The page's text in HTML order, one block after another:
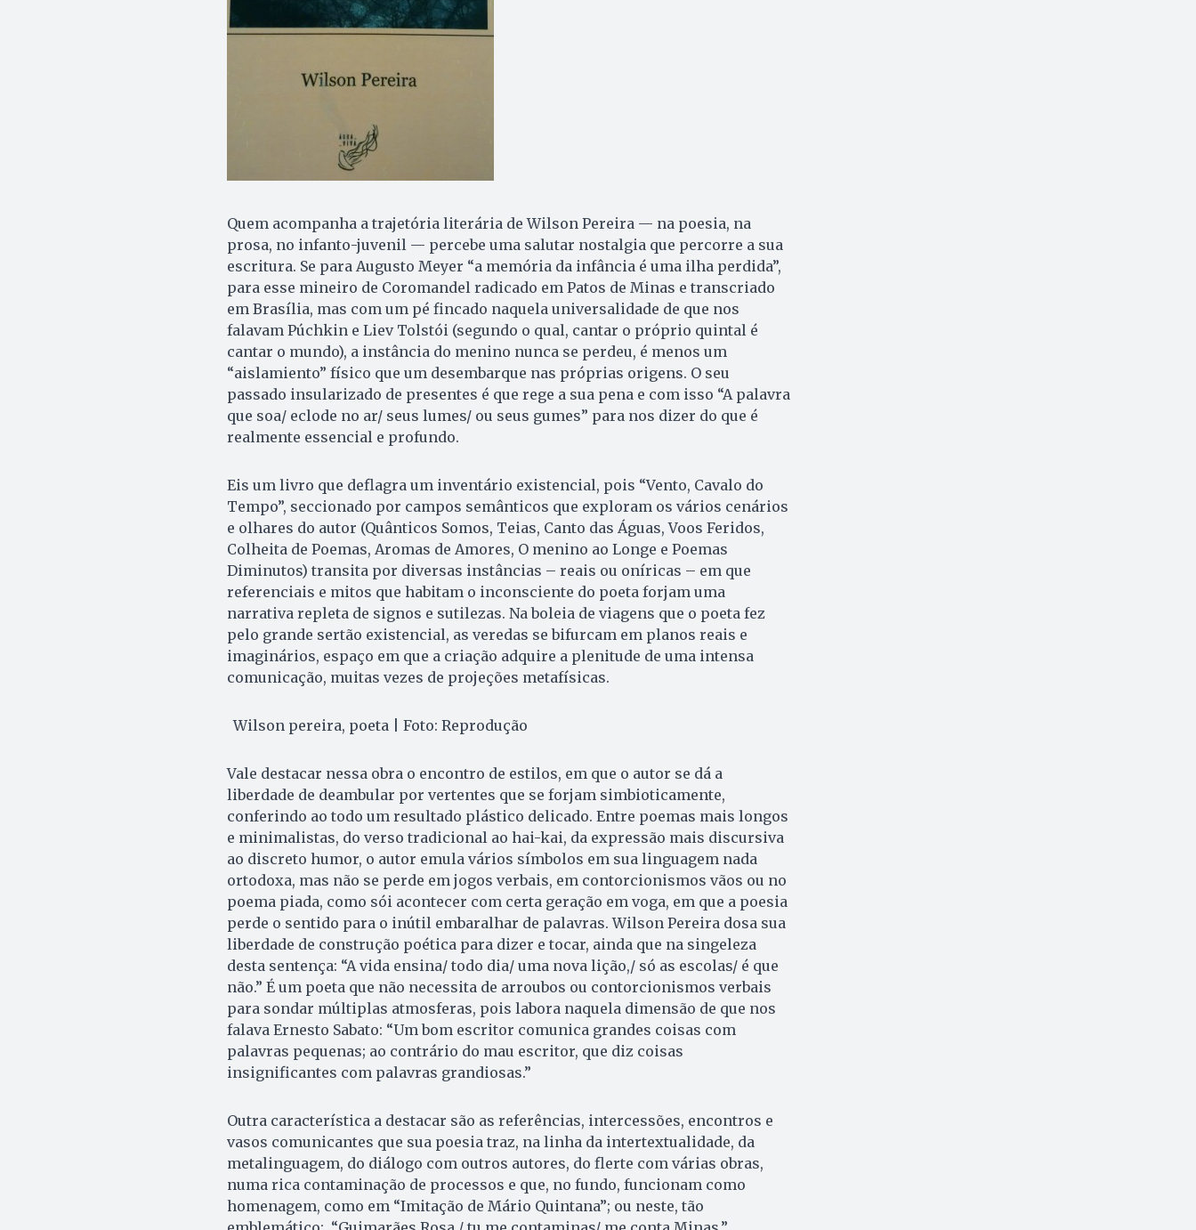
Quem acompanha a trajetória literária de Wilson Pereira — na poesia, na
prosa, no infanto-juvenil — percebe uma salutar nostalgia que percorre a sua
escritura. Se para Augusto Meyer “a memória da infância é uma ilha perdida”,
para esse mineiro de Coromandel radicado em Patos de Minas e transcriado
em Brasília, mas com um pé fincado naquela universalidade de que nos
falavam Púchkin e Liev Tolstói (segundo o qual, cantar o próprio quintal é
cantar o mundo), a instância do menino nunca se perdeu, é menos um
“aislamiento” físico que um desembarque nas próprias origens. O seu
passado insularizado de presentes é que rege a sua pena e com isso “A palavra
que soa/ eclode no ar/ seus lumes/ ou seus gumes” para nos dizer do que é
realmente essencial e profundo.
Eis um livro que deflagra um inventário existencial, pois “Vento, Cavalo do
Tempo”, seccionado por campos semânticos que exploram os vários cenários
e olhares do autor (Quânticos Somos, Teias, Canto das Águas, Voos Feridos,
Colheita de Poemas, Aromas de Amores, O menino ao Longe e Poemas
Diminutos) transita por diversas instâncias – reais ou oníricas – em que
referenciais e mitos que habitam o inconsciente do poeta forjam uma
narrativa repleta de signos e sutilezas. Na boleia de viagens que o poeta fez
pelo grande sertão existencial, as veredas se bifurcam em planos reais e
imaginários, espaço em que a criação adquire a plenitude de uma intensa
comunicação, muitas vezes de projeções metafísicas.
Wilson pereira, poeta | Foto: Reprodução
Vale destacar nessa obra o encontro de estilos, em que o autor se dá a
liberdade de deambular por vertentes que se forjam simbioticamente,
conferindo ao todo um resultado plástico delicado. Entre poemas mais longos
e minimalistas, do verso tradicional ao hai-kai, da expressão mais discursiva
ao discreto humor, o autor emula vários símbolos em sua linguagem nada
ortodoxa, mas não se perde em jogos verbais, em contorcionismos vãos ou no
poema piada, como sói acontecer com certa geração em voga, em que a poesia
perde o sentido para o inútil embaralhar de palavras. Wilson Pereira dosa sua
liberdade de construção poética para dizer e tocar, ainda que na singeleza
desta sentença: “A vida ensina/ todo dia/ uma nova lição,/ só as escolas/ é que
não.” É um poeta que não necessita de arroubos ou contorcionismos verbais
para sondar múltiplas atmosferas, pois labora naquela dimensão de que nos
falava Ernesto Sabato: “Um bom escritor comunica grandes coisas com
palavras pequenas; ao contrário do mau escritor, que diz coisas
insignificantes com palavras grandiosas.”
Outra característica a destacar são as referências, intercessões, encontros e
vasos comunicantes que sua poesia traz, na linha da intertextualidade, da
metalinguagem, do diálogo com outros autores, do flerte com várias obras,
numa rica contaminação de processos e que, no fundo, funcionam como
homenagem, como em “Imitação de Mário Quintana”; ou neste, tão